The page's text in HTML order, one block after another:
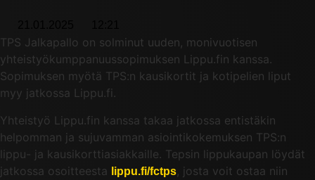
TPS Jalkapallo on solminut uuden, monivuotisen
yhteistyökumppanuussopimuksen Lippu.fin kanssa.
Sopimuksen myötä TPS:n kausikortit ja kotipelien liput
myy jatkossa Lippu.fi.
Yhteistyö Lippu.fin kanssa takaa jatkossa entistäkin
helpomman ja sujuvamman asiointikokemuksen TPS:n
lippu- ja kausikorttiasiakkaille. Tepsin lippukaupan löydät
jatkossa osoitteesta
lippu.fi/fctps , josta voit ostaa niin